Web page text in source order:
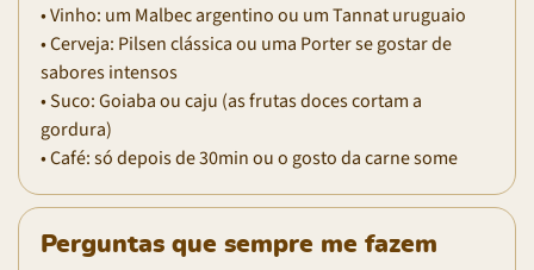
• Vinho: um Malbec argentino ou um Tannat uruguaio
• Cerveja: Pilsen clássica ou uma Porter se gostar de
sabores intensos
• Suco: Goiaba ou caju (as frutas doces cortam a
gordura)
• Café: só depois de 30min ou o gosto da carne some
Perguntas que sempre me fazem